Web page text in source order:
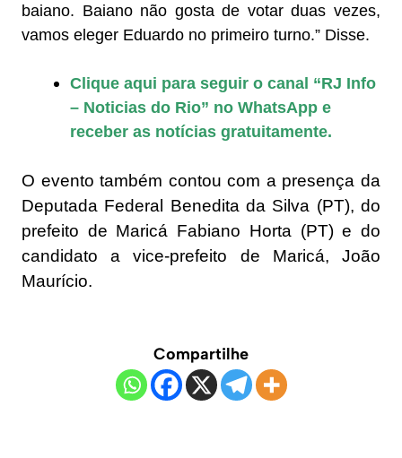
baiano. Baiano não gosta de votar duas vezes,
vamos eleger Eduardo no primeiro turno.” Disse.
Clique aqui para seguir o canal “RJ Info
– Noticias do Rio” no WhatsApp e
receber as notícias gratuitamente.
O evento também contou com a presença da
Deputada Federal Benedita da Silva (PT), do
prefeito de Maricá Fabiano Horta (PT) e do
candidato a vice-prefeito de Maricá, João
Maurício.
Compartilhe